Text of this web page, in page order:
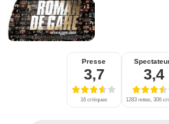
Presse
3,7
16 critiques
3,4
1283 notes, 306